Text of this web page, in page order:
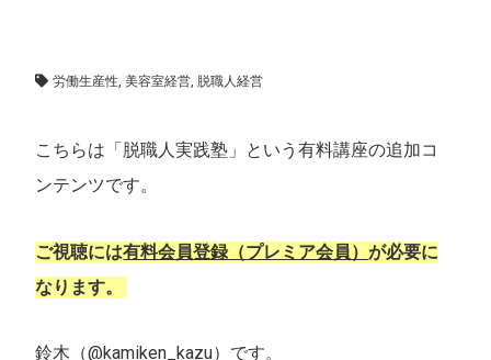
労働生産性 ,美容室経営 脱職人経営
こちらは「脱職人実践塾」という有料講座の追加コ
ンテンツです。
ご視聴には有料会員登録（プレミア会員）が必要に
なります。
鈴木（@kamiken_kazu）です。